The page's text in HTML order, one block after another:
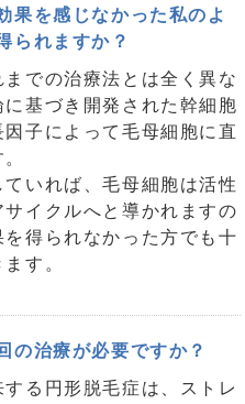
果を感じなかった私のよ
られますか？
での治療法とは全く異な
に基づき開発された幹細胞
子によって毛母細胞に直
いれば、毛母細胞は活性
イクルへと導かれますの
得られなかった方でも十
す。
の治療が必要ですか？
る円形脱毛症は、ストレ